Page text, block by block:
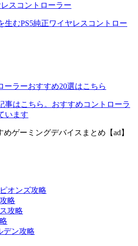
レスコントローラー
生むPS5純正ワイヤレスコントロー
ーラーおすすめ20選はこちら
事はこちら。おすすめコントローラ
います
めゲーミングデバイスまとめ【ad】
オンズ攻略
略
攻略
デン攻略